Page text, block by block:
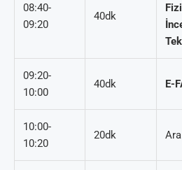
08:40-
09:20
40dk
09:20-
10:00
40dk E-
10:00-
10:20
20dk Ara